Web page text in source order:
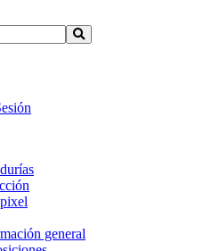
general